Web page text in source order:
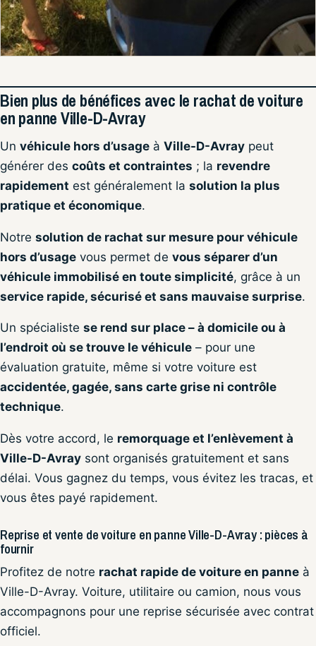
Bien plus de bénéfices avec le rachat de voiture
en panne Ville-D-Avray
Un véhicule hors d’usage à Ville-D-Avray peut
générer des coûts et contraintes ; la revendre
rapidement est généralement la solution la plus
pratique et économique.
Notre solution de rachat sur mesure pour véhicule
hors d’usage vous permet de vous séparer d’un
véhicule immobilisé en toute simplicité, grâce à un
service rapide, sécurisé et sans mauvaise surprise.
Un spécialiste se rend sur place – à domicile ou à
l’endroit où se trouve le véhicule – pour une
évaluation gratuite, même si votre voiture est
accidentée, gagée, sans carte grise ni contrôle
technique.
Dès votre accord, le remorquage et l’enlèvement à
Ville-D-Avray sont organisés gratuitement et sans
délai. Vous gagnez du temps, vous évitez les tracas, et
vous êtes payé rapidement.
Reprise et vente de voiture en panne Ville-D-Avray : pièces à
fournir
Profitez de notre rachat rapide de voiture en panne à
Ville-D-Avray. Voiture, utilitaire ou camion, nous vous
accompagnons pour une reprise sécurisée avec contrat
officiel.